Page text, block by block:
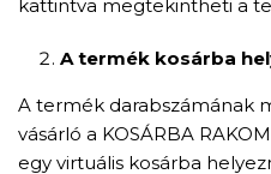
kattintva megtekintheti a
A termék kosárba
A termék darabszámának
vásárló a KOSÁRBA
egy virtuális kosárba